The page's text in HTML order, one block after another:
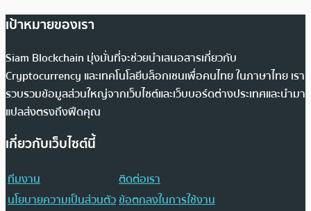
เป้าหมายของเรา
Siam Blockchain มุ่งมั่นที่จะช่วยนำเสนอสารเกี่ยวกับ
Cryptocurrency และเทคโนโลยีบล็อกเชนเพื่อคนไทย ในภาษาไทย เรา
รวบรวมข้อมูลส่วนใหญ่จากเว็บไซต์และเว็บบอร์ดต่างประเทศและนำมา
แปลส่งตรงถึงฟีดคุณ
เกี่ยวกับเว็บไซต์นี้
ทีมงาน
ติดต่อเรา
นโยบายความเป็นส่วนตัวข้อตกลงในการใช้งาน